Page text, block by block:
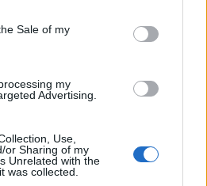
purposes in below Google
Sale of my
my
Advertising.
Use,
or Sharing of my
Unrelated with the
was collected.
Ακράτα – Παρών ο Γιώργος